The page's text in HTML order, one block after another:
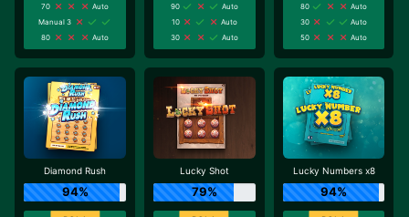
70
Auto
Manual 3
80
Auto
90
Auto
10
Auto
30
Auto
80
Auto
30
Auto
50
Auto
Diamond Rush
94%
Lucky Shot
79%
Lucky Numbers x8
94%